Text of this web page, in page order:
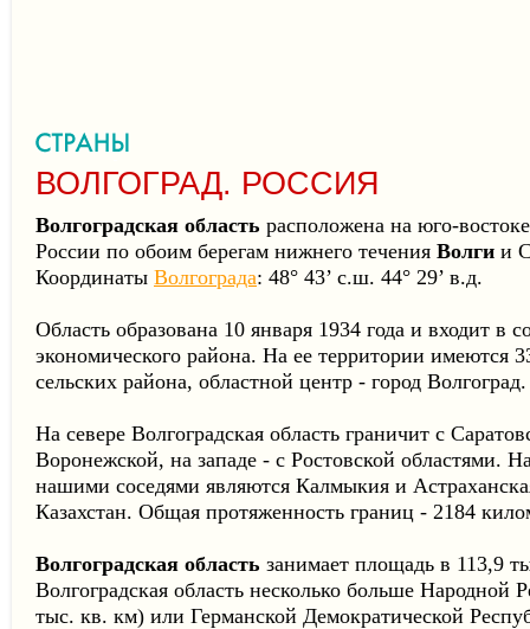
ВОЛГОГРАД. РОССИЯ
Волгоградская область расположена на юго-
России по обоим берегам нижнего течения Волги и
Координаты Волгограда: 48° 43’ с.ш. 44° 29’ в.д.
Область образована 10 января 1934 года и входит в
экономического района. На ее территории имеются
сельских района, областной центр - город Волгоград.
На севере Волгоградская область граничит с
Воронежской, на западе - с Ростовской областями.
нашими соседями являются Калмыкия и
Казахстан. Общая протяженность границ - 2184
Волгоградская область занимает площадь в 113,9
Волгоградская область несколько больше Народной
тыс. кв. км) или Германской Демократической